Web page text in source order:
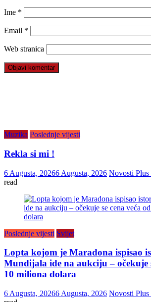
Ime *
Email *
Web stranica
Muzika Poslednje vijesti
Rekla si mi !
6 Augusta, 20266 Augusta, 2026 Novosti Plus
read
Poslednje vijesti Svijet
Lopta kojom je Maradona ispisao
Mundijala ide na aukciju – očekuje
10 miliona dolara
6 Augusta, 20266 Augusta, 2026 Novosti Plus